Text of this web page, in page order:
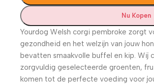
Nu Kopen
Yourdog Welsh corgi pembroke zorgt
gezondheid en het welzijn van jouw
bevatten smaakvolle buffel en kip. Wij
zorgvuldig geselecteerde groenten,
komen tot de perfecte voeding voor